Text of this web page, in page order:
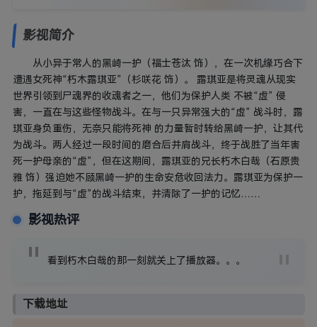
影视简介
从小异于常人的黑崎一护（福士苍汰 饰），在一次机缘巧合下
遭遇女死神“朽木露琪亚”（杉咲花 饰）。 露琪亚是将灵魂从现实
世界引领到尸魂界的收魂者之一，他们为保护人类 不被“虚” 侵
害，一直在与这些怪物战斗。在与一只异常强大的“虚” 战斗时，露
琪亚身负重伤，无奈只能将死神 的力量暂时转给黑崎一护，让其代
为战斗。两人经过一段时间的磨合后并肩战斗，终于战胜了当年害
死一护母亲的“虚”，但在这期间，露琪亚的兄长朽木白哉（石原贵
雅 饰）强迫她不顾黑崎一护的生命安危收回法力。露琪亚为保护一
护，拖延到与“虚”的战斗结束，并清除了一护的记忆……
影视热评
看到朽木白哉的那一刻就关上了播放器。。。
下载地址